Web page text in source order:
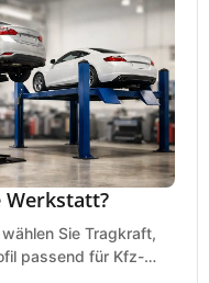
Werkstatt?
Sie Tragkraft,
passend für Kfz-